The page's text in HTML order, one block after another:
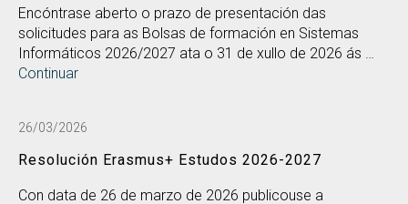
Encóntrase aberto o prazo de presentación das
solicitudes para as Bolsas de formación en Sistemas
Informáticos 2026/2027 ata o 31 de xullo de 2026 ás …
Continuar
26/03/2026
Resolución Erasmus+ Estudos 2026-2027
Con data de 26 de marzo de 2026 publicouse a